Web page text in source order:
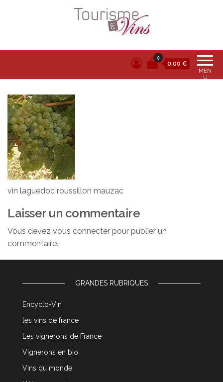
Tourisme et vins
MEN
U
0
0,00 €
vin laguedoc roussillon mauzac
Laisser un commentaire
Vous devez vous connecter pour publier un
commentaire.
GRANDES RUBRIQUES
Encyclo-Vin
les vins de france
Les vignerons de France
Vignerons en bio
Vins du monde